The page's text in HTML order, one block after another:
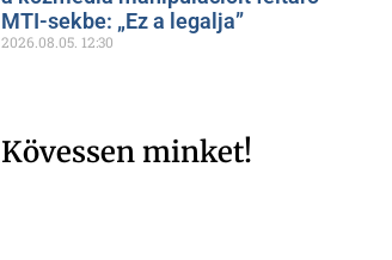
MTI-sekbe: „Ez a legalja”
2026.08.05. 12:30
Kövessen minket!